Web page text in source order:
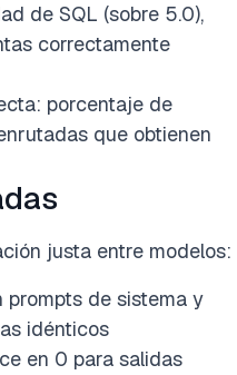
de SQL (sobre 5.0),
correctamente
porcentaje de
que obtienen
justa entre modelos:
prompts de sistema y
idénticos
en 0 para salidas